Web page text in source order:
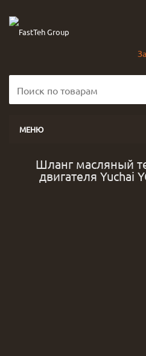
МЕНЮ
Шланг масляный
двигателя Yuchai